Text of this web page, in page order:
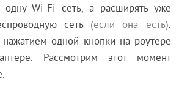
одну Wi-Fi сеть, а расширять уже
сеть (если она есть).
нажатием одной кнопки на роутере
Рассмотрим этот момент